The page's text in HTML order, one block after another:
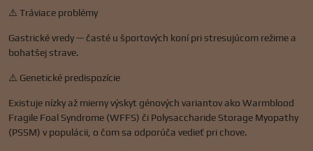
⚠️ Tráviace problémy
Gastrické vredy — časté u športových koní pri stresujúcom režime a
bohatšej strave.
⚠️ Genetické predispozície
Existuje nízky až mierny výskyt génových variantov ako Warmblood
Fragile Foal Syndrome (WFFS) či Polysaccharide Storage Myopathy
(PSSM) v populácii, o čom sa odporúča vedieť pri chove.